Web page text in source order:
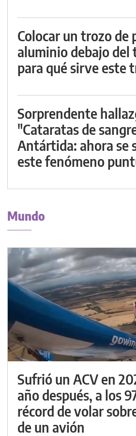
Colocar un trozo de
aluminio debajo del
para qué sirve este
Sorprendente
"Cataratas de
Antártida: ahora se
este fenómeno
Mundo
Sufrió un ACV en
año después, a los
récord de volar
de un avión